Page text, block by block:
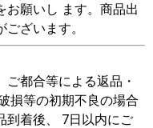
お願いし ます。商品出
ざいます。
都合等による返品・
損等の初期不良の場合
到着後、 7日以内にご